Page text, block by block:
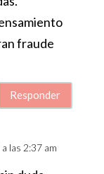
fraude
Responder
las 2:37 am